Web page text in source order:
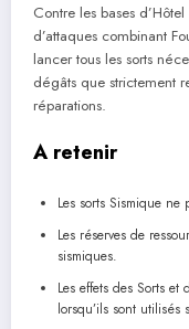
Contre les bases
d’attaques combinant
lancer tous les sorts
dégâts que strictement
réparations.
A retenir
Les sorts Sismique
Les réserves de
sismiques.
Les effets des Sorts
lorsqu’ils sont utilisés